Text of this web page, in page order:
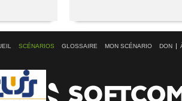
SCÉNARIOS GLOSSAIRE MON SCÉNARIO DON